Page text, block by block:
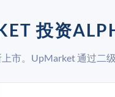
投资
市。UpMarket 通过二